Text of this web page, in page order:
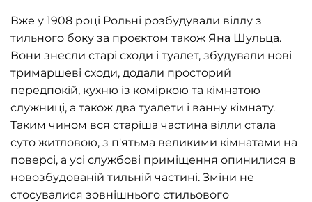
Вже у 1908 році Рольні розбудували віллу з
тильного боку за проєктом також Яна Шульца.
Вони знесли старі сходи і туалет, збудували нові
тримаршеві сходи, додали просторий
передпокій, кухню із коміркою та кімнатою
служниці, а також два туалети і ванну кімнату.
Таким чином вся старіша частина вілли стала
суто житловою, з п'ятьма великими кімнатами на
поверсі, а усі службові приміщення опинилися в
новозбудованій тильній частині. Зміни не
стосувалися зовнішнього стильового